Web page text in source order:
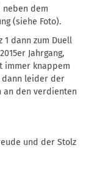
neben dem
(siehe Foto).
1 dann zum Duell
Jahrgang,
immer knappem
dann leider der
an den verdienten
und der Stolz